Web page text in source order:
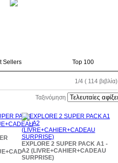
Sellers Top 100
1/4 ( 114 βιβλία)
Ταξινόμηση
EXPLORE 2 SUPER PACK A1 -
A2 (LIVRE+CAHIER+CADEAU
SURPRISE)